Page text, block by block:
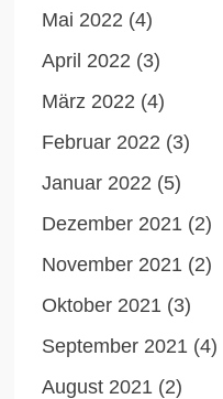
Mai 2022 (4)
April 2022 (3)
März 2022 (4)
Februar 2022 (3)
Januar 2022 (5)
Dezember 2021 (2)
November 2021 (2)
Oktober 2021 (3)
September 2021 (4)
August 2021 (2)